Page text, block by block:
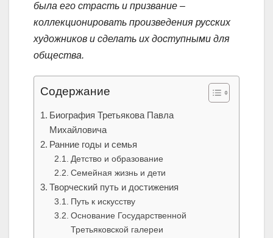
была его страсть и призвание –
коллекционировать произведения русских
художников и сделать их доступными для
общества.
Содержание
Биография Третьякова Павла
Михайловича
Ранние годы и семья
Детство и образование
Семейная жизнь и дети
Творческий путь и достижения
Путь к искусству
Основание Государственной
Третьяковской галереи